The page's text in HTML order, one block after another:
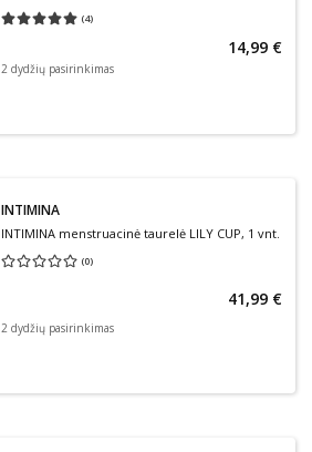
(4)
Vidutinis įvertinimas 5.00
14,99 €
2 dydžių pasirinkimas
INTIMINA
INTIMINA menstruacinė taurelė LILY CUP, 1 vnt.
(0)
Vidutinis įvertinimas 0.00
41,99 €
2 dydžių pasirinkimas